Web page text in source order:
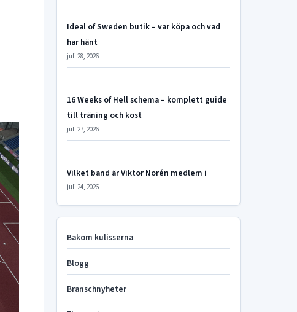
Ideal of Sweden butik – var köpa och vad
har hänt
juli 28, 2026
16 Weeks of Hell schema – komplett guide
till träning och kost
juli 27, 2026
Vilket band är Viktor Norén medlem i
juli 24, 2026
Bakom kulisserna
Blogg
Branschnyheter